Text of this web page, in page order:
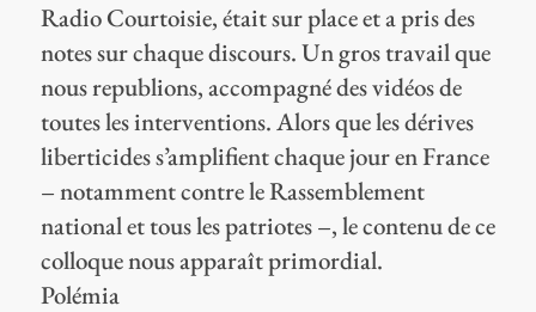
Radio Courtoisie, était sur place et a pris des
notes sur chaque discours. Un gros travail que
nous republions, accompagné des vidéos de
toutes les interventions. Alors que les dérives
liberticides s’amplifient chaque jour en France
– notamment contre le Rassemblement
national et tous les patriotes –, le contenu de ce
colloque nous apparaît primordial.
Polémia